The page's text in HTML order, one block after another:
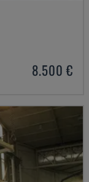
8.500 €